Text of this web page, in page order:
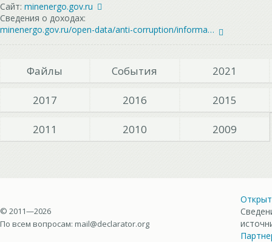
Сайт: minenergo.gov.ru
Сведения о доходах:
minenergo.gov.ru/open-data/anti-corruption/information-on-income-expenses-property-and-property-obligations
Файлы События 2021
2017 2016 2015
2011 2010 2009
© 2011—2026
По всем вопросам: mail@declarator.org